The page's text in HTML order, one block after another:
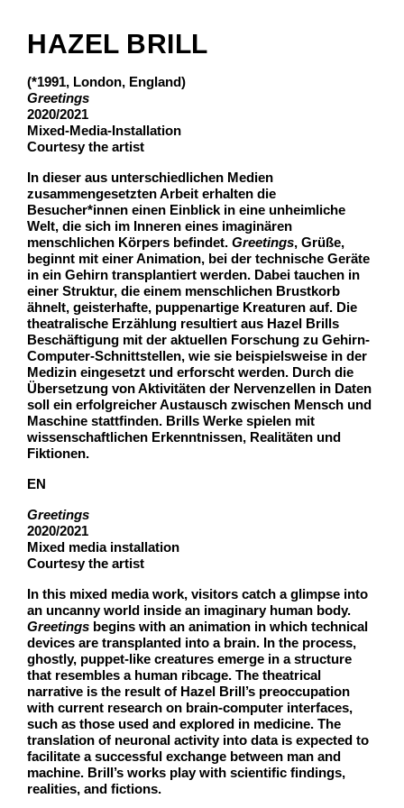
HAZEL BRILL
(*1991, London, England)
Greetings
2020/2021
Mixed-Media-Installation
Courtesy the artist
In dieser aus unterschiedlichen Medien
zusammengesetzten Arbeit erhalten die
Besucher*innen einen Einblick in eine unheimliche
Welt, die sich im Inneren eines imaginären
menschlichen Körpers befindet.Greetings, Grüße,
beginnt mit einer Animation, bei der technische Geräte
in ein Gehirn transplantiert werden. Dabei tauchen in
einer Struktur, die einem menschlichen Brustkorb
ähnelt, geisterhafte, puppenartige Kreaturen auf. Die
theatralische Erzählung resultiert aus Hazel Brills
Beschäftigung mit der aktuellen Forschung zu Gehirn-
Computer-Schnittstellen, wie sie beispielsweise in der
Medizin eingesetzt und erforscht werden. Durch die
Übersetzung von Aktivitäten der Nervenzellen in Daten
soll ein erfolgreicher Austausch zwischen Mensch und
Maschine stattfinden. Brills Werke spielen mit
wissenschaftlichen Erkenntnissen, Realitäten und
Fiktionen.
EN
Greetings
2020/2021
Mixed media installation
Courtesy the artist
In this mixed media work, visitors catch a glimpse into
an uncanny world inside an imaginary human body.
Greetings begins with an animation in which technical
devices are transplanted into a brain. In the process,
ghostly, puppet-like creatures emerge in a structure
that resembles a human ribcage. The theatrical
narrative is the result of Hazel Brill’s preoccupation
with current research on brain-computer interfaces,
such as those used and explored in medicine. The
translation of neuronal activity into data is expected to
facilitate a successful exchange between man and
machine. Brill’s works play with scientific findings,
realities, and fictions.